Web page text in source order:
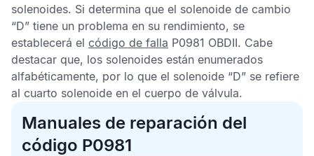
solenoides. Si determina que el solenoide de cambio
“D” tiene un problema en su rendimiento, se
establecerá el código de falla P0981 OBDII. Cabe
destacar que, los solenoides están enumerados
alfabéticamente, por lo que el solenoide “D” se refiere
al cuarto solenoide en el cuerpo de válvula.
Manuales de reparación del
código P0981